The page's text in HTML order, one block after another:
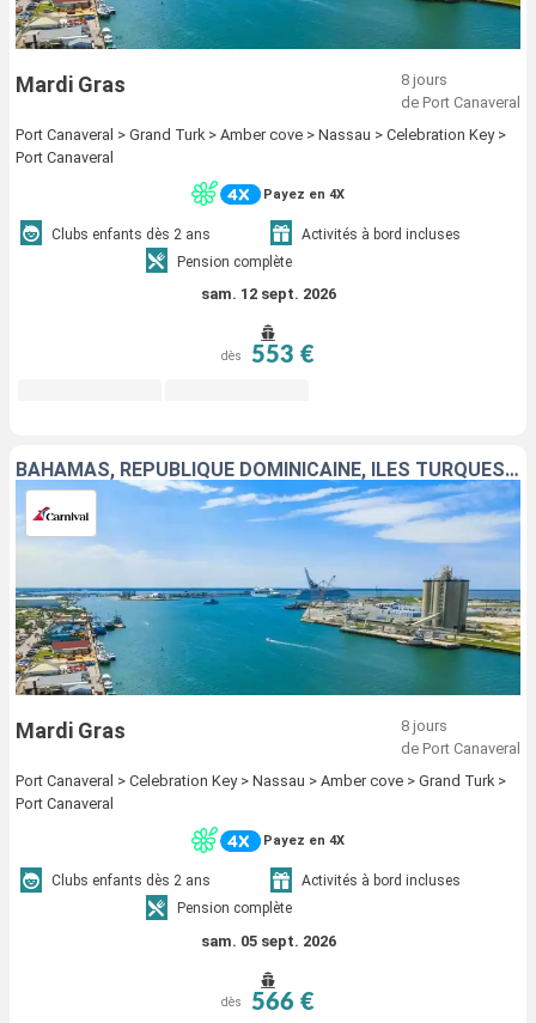
Mardi Gras
8 jours
de Port Canaveral
Port Canaveral > Grand Turk > Amber cove > Nassau > Celebration Key >
Port Canaveral
Payez en 4X
Clubs enfants dès 2 ans
Activités à bord incluses
Pension complète
sam. 12 sept. 2026
dès 553 €
BAHAMAS, RÉPUBLIQUE DOMINICAINE, ÎLES TURQUES-ET-CAÏQUES, ÉTATS-UNIS
Mardi Gras
8 jours
de Port Canaveral
Port Canaveral > Celebration Key > Nassau > Amber cove > Grand Turk >
Port Canaveral
Payez en 4X
Clubs enfants dès 2 ans
Activités à bord incluses
Pension complète
sam. 05 sept. 2026
dès 566 €